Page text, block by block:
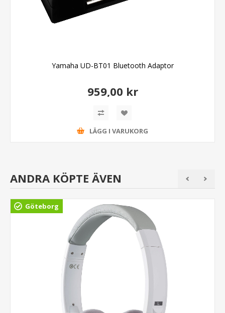
Yamaha UD-BT01 Bluetooth Adaptor
959,00 kr
LÄGG I VARUKORG
ANDRA KÖPTE ÄVEN
Göteborg